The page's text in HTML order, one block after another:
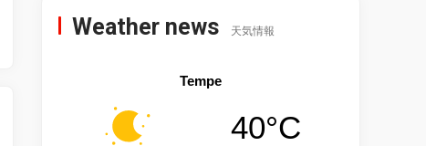
Weather news 天気情報
Tempe
40°C